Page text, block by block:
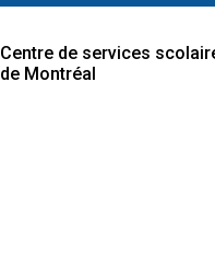
Centre de services
de Montréal